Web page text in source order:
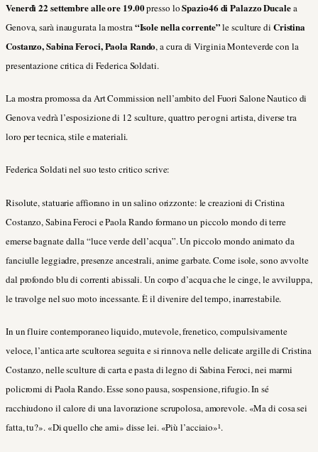
Venerdì 22 settembre alle ore 19.00presso loSpazio46 di Palazzo Ducalea
Genova, sarà inaugurata la mostra“Isole nella corrente”le sculture di Cristina
Costanzo, Sabina Feroci, Paola Rando, a cura di Virginia Monteverde con la
presentazione critica di Federica Soldati.
La mostra promossa da Art Commission nell’ambito del Fuori Salone Nautico di
Genova vedrà l’esposizione di 12 sculture, quattro per ogni artista, diverse tra
loro per tecnica, stile e materiali.
Federica Soldati nel suo testo critico scrive:
Risolute, statuarie affiorano in un salino orizzonte: le creazioni di Cristina
Costanzo, Sabina Feroci e Paola Rando formano un piccolo mondo di terre
emerse bagnate dalla “luce verde dell’acqua”. Un piccolo mondo animato da
fanciulle leggiadre, presenze ancestrali, anime garbate. Come isole, sono avvolte
dal profondo blu di correnti abissali. Un corpo d’acqua che le cinge, le avviluppa,
le travolge nel suo moto incessante. È il divenire del tempo, inarrestabile.
In un fluire contemporaneo liquido, mutevole, frenetico, compulsivamente
veloce, l’antica arte scultorea seguita e si rinnova nelle delicate argille di Cristina
Costanzo, nelle sculture di carta e pasta di legno di Sabina Feroci, nei marmi
policromi di Paola Rando. Esse sono pausa, sospensione, rifugio. In sé
racchiudono il calore di una lavorazione scrupolosa, amorevole. «Ma di cosa sei
fatta, tu?». «Di quello che ami» disse lei. «Più l’acciaio»¹.